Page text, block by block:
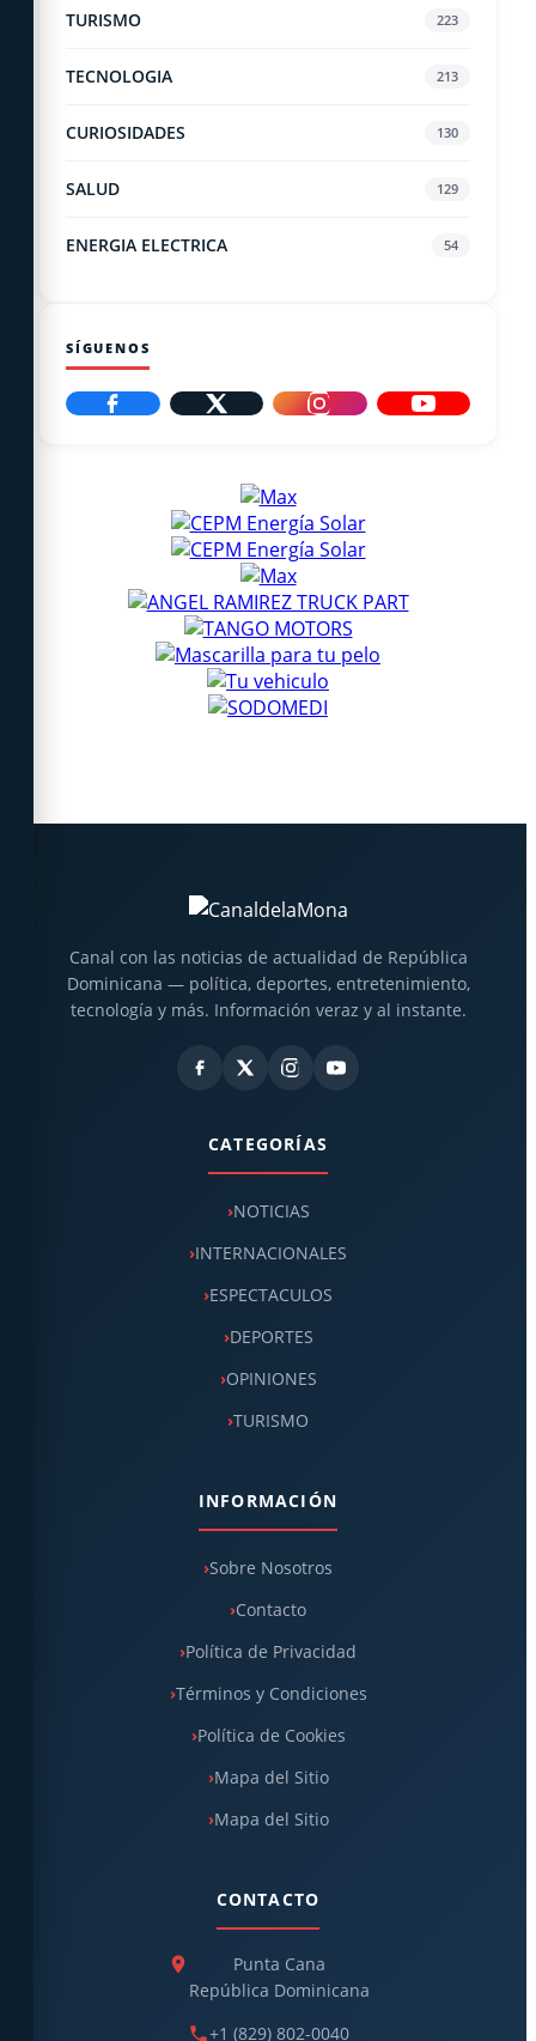
TURISMO 223
TECNOLOGIA 213
CURIOSIDADES 130
SALUD 129
ENERGIA ELECTRICA 54
SÍGUENOS
Canal con las noticias de actualidad de República
Dominicana — política, deportes, entretenimiento,
tecnología y más. Información veraz y al instante.
CATEGORÍAS
NOTICIAS
INTERNACIONALES
ESPECTACULOS
DEPORTES
OPINIONES
TURISMO
INFORMACIÓN
Sobre Nosotros
Contacto
Política de Privacidad
Términos y Condiciones
Política de Cookies
Mapa del Sitio
Mapa del Sitio
CONTACTO
Punta Cana
República Dominicana
+1 (829) 802-0040